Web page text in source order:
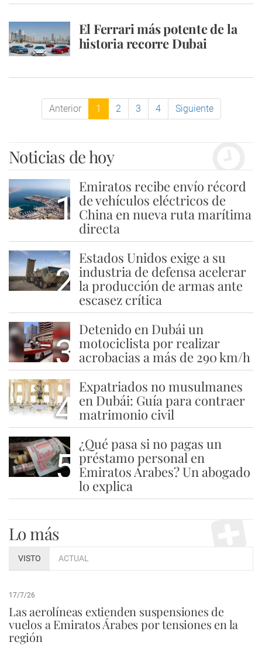
El Ferrari más potente de la
historia recorre Dubai
Anterior 1 2 3 4 Siguiente
Noticias de hoy
1
Emiratos recibe envío récord
de vehículos eléctricos de
China en nueva ruta marítima
directa
2
Estados Unidos exige a su
industria de defensa acelerar
la producción de armas ante
escasez crítica
3
Detenido en Dubái un
motociclista por realizar
acrobacias a más de 290 km/h
4
Expatriados no musulmanes
en Dubái: Guía para contraer
matrimonio civil
5
¿Qué pasa si no pagas un
préstamo personal en
Emiratos Árabes? Un abogado
lo explica
Lo más
VISTO ACTUAL
17/7/26
Las aerolíneas extienden suspensiones de
vuelos a Emiratos Árabes por tensiones en la
región